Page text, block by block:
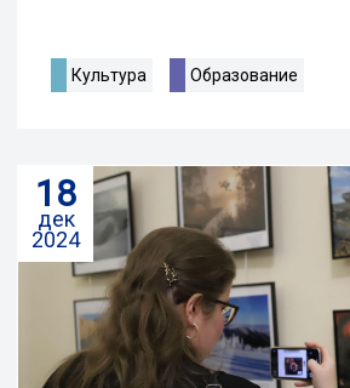
Культура Образование
18
дек
2024